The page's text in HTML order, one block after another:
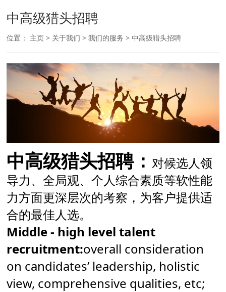
中高级猎头招聘
位置： 主页 > 关于我们 >我们的服务 >中高级猎头招聘
中高级猎头招聘：对候选人领
导力、全局观、个人综合素质等软性能
力方面更深层次的考察，为客户提供适
合的最佳人选。
Middle - high level talent
recruitment:overall consideration
on candidates’ leadership, holistic
view, comprehensive qualities, etc;